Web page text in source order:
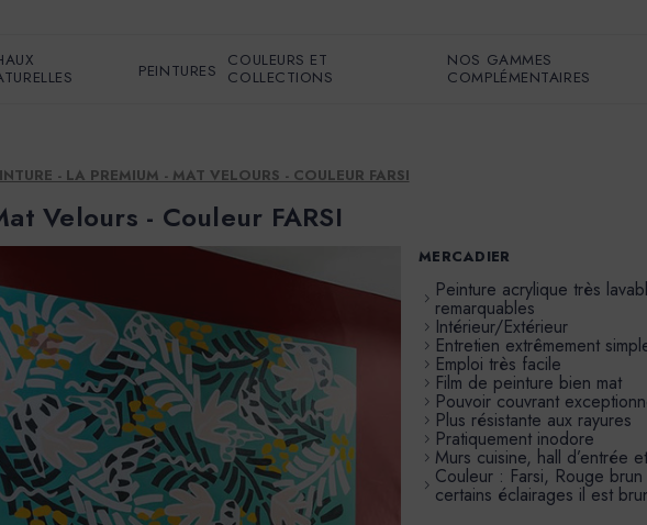
PEINTURES
COULEURS ET
COLLECTIONS
NOS GAMMES
COMPLÉMENTAIRES
- LA PREMIUM - MAT VELOURS - COULEUR FARSI
Velours - Couleur FARSI
MERCADIER
Peinture acrylique très
remarquables
Intérieur/Extérieur
Entretien extrêmement
Emploi très facile
Film de peinture bien mat
Pouvoir couvrant
Plus résistante aux rayures
Pratiquement inodore
Murs cuisine, hall d’entrée
Couleur : Farsi, Rouge
certains éclairages il est